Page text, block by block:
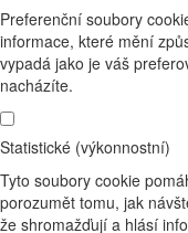
Preferenční soubory
informace, které mění
vypadá jako je váš
nacházíte.
Statistické (výkonnostní)
Tyto soubory cookie
porozumět tomu, jak
že shromažďují a hlásí